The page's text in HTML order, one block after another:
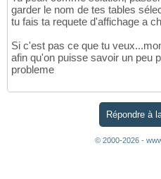
garder le nom de tes tables
tu fais ta requete d'affichage a
Si c'est pas ce que tu
afin qu'on puisse savoir un peu
probleme
Répondre à
© 2000-2026 -